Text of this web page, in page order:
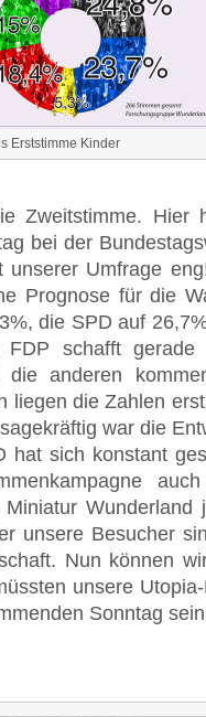
Erststimme Kinder
Zweitstimme. Hier
bei der
Umfrage
Prognose für die
die SPD auf
schafft
anderen
liegen die Zahlen
war die
hat sich konstant
unsere Besucher
Nun können
unsere
Sonntag